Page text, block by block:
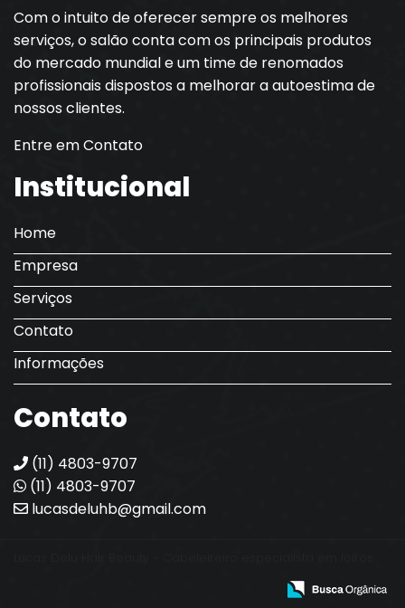
Com o intuito de oferecer sempre os melhores
serviços, o salão conta com os principais produtos
do mercado mundial e um time de renomados
profissionais dispostos a melhorar a autoestima de
nossos clientes.
Entre em Contato
Institucional
Home
Empresa
Serviços
Contato
Informações
Contato
(11) 4803-9707
(11) 4803-9707
lucasdeluhb@gmail.com